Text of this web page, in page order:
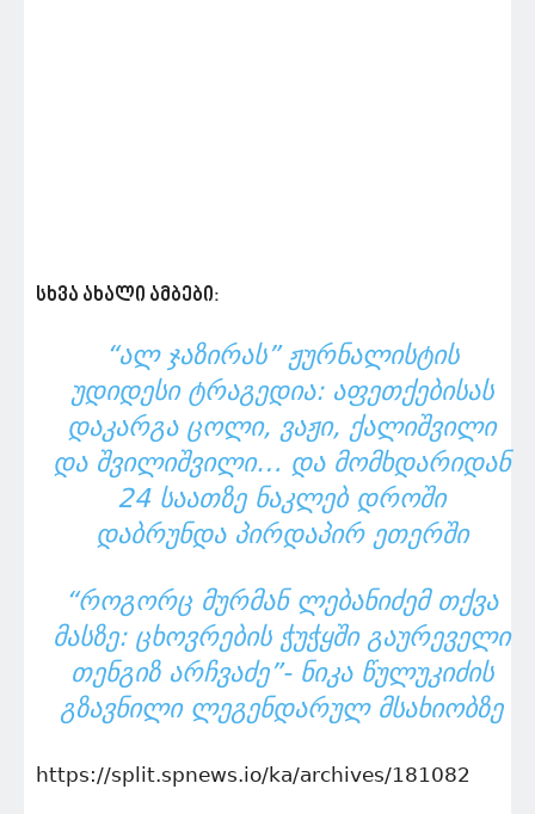
სხვა ახალი ამბები:
“ᲐᲚ ᲯᲐᲖᲘᲠᲐᲡ” ᲟᲣᲠᲜᲐᲚᲘᲡᲢᲘᲡ
ᲣᲓᲘᲓᲔᲡᲘ ᲢᲠᲐᲒᲔᲓᲘᲐ: ᲐᲤᲔᲗᲥᲔᲑᲘᲡᲐᲡ
ᲓᲐᲙᲐᲠᲒᲐ ᲪᲝᲚᲘ, ᲕᲐᲟᲘ, ᲥᲐᲚᲘᲨᲕᲘᲚᲘ
ᲓᲐ ᲨᲕᲘᲚᲘᲨᲕᲘᲚᲘ… ᲓᲐ ᲛᲝᲛᲮᲓᲐᲠᲘᲓᲐᲜ
24 ᲡᲐᲐᲗᲖᲔ ᲜᲐᲙᲚᲔᲑ ᲓᲠᲝᲨᲘ
ᲓᲐᲑᲠᲣᲜᲓᲐ ᲞᲘᲠᲓᲐᲞᲘᲠ ᲔᲗᲔᲠᲨᲘ
“ᲠᲝᲒᲝᲠᲪ ᲛᲣᲠᲛᲐᲜ ᲚᲔᲑᲐᲜᲘᲫᲔᲛ ᲗᲥᲕᲐ
ᲛᲐᲡᲖᲔ: ᲪᲮᲝᲕᲠᲔᲑᲘᲡ ᲭᲣᲭᲧᲨᲘ ᲒᲐᲣᲠᲔᲕᲔᲚᲘ
ᲗᲔᲜᲒᲘᲖ ᲐᲠᲩᲕᲐᲫᲔ”- ᲜᲘᲙᲐ ᲬᲣᲚᲣᲙᲘᲫᲘᲡ
ᲒᲖᲐᲕᲜᲘᲚᲘ ᲚᲔᲒᲔᲜᲓᲐᲠᲣᲚ ᲛᲡᲐᲮᲘᲝᲑᲖᲔ
https://split.spnews.io/ka/archives/181082